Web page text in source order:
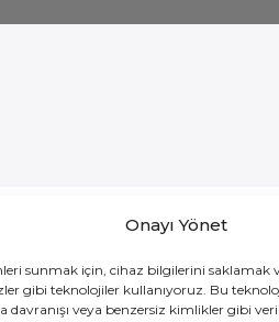
Onayı Yönet
sunmak için, cihaz bilgilerini saklamak
gibi teknolojiler kullanıyoruz. Bu
davranışı veya benzersiz kimlikler gibi
Adres